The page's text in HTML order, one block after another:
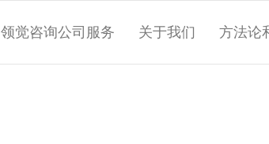
领觉咨询公司服务 关于我们 方法论